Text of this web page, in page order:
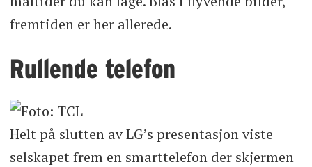
fremtiden er her allerede.
Rullende telefon
Helt på slutten av LG’s presentasjon viste
selskapet frem en smarttelefon der skjermen